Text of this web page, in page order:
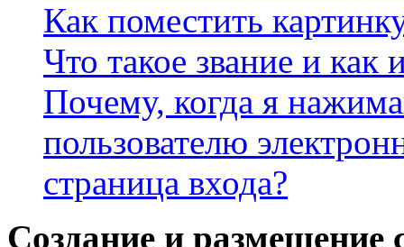
Как поместить
Что такое звание и как
Почему, когда я
пользователю
страница входа?
Создание и размещение